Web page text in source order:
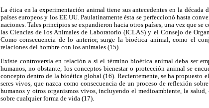
La ética en la experimentación animal tiene sus antecedentes en la
países europeos y los EE.UU. Paulatinamente ésta se perfeccionó hasta
naciones. Tales principios se expandieron hacia otros países, una vez que
las Ciencias de los Animales de Laboratorio (ICLAS) y el Consejo de
Como consecuencia de lo anterior, surge la bioética animal, como el
relaciones del hombre con los animales (15).
Existe controversia en relación a si el término bioética animal deba ser
humanos, no obstante, los conceptos bienestar o protección animal se
concepto dentro de la bioética global (16). Recientemente, se ha propuesto
seres vivos, que nazca como consecuencia de un proceso de reflexión
humanos y otros organismos vivos, incluyendo el medioambiente, la
sobre cualquier forma de vida (17).